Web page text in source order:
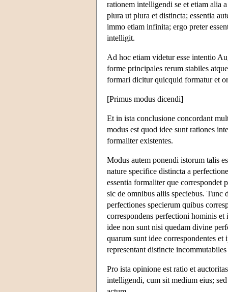
rationem intelligendi se et etiam alia
plura ut plura et distincta; essentia
immo etiam infinita; ergo preter
intelligit.
Ad hoc etiam videtur esse intentio
forme principales rerum stabiles
formari dicitur quicquid formatur et
[Primus modus dicendi]
Et in ista conclusione concordant
modus est quod idee sunt rationes
formaliter existentes.
Modus autem ponendi istorum talis
nature specifice distincta a
essentia formaliter que correspondet
sic de omnibus aliis speciebus. Tunc
perfectiones specierum quibus
correspondens perfectioni hominis et
idee non sunt nisi quedam divine
quarum sunt idee correspondentes
representant distincte incommutabiles
Pro ista opinione est ratio et
intelligendi, cum sit medium eius;